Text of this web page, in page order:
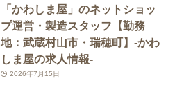
「かわしま屋」のネットショッ
プ運営・製造スタッフ【勤務
地：武蔵村山市・瑞穂町】-かわ
しま屋の求人情報-
2026年7月15日